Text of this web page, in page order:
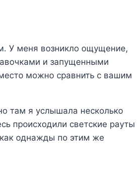
У меня возникло ощущение,
и запущенными
можно сравнить с вашим
там я услышала несколько
происходили светские рауты
однажды по этим же